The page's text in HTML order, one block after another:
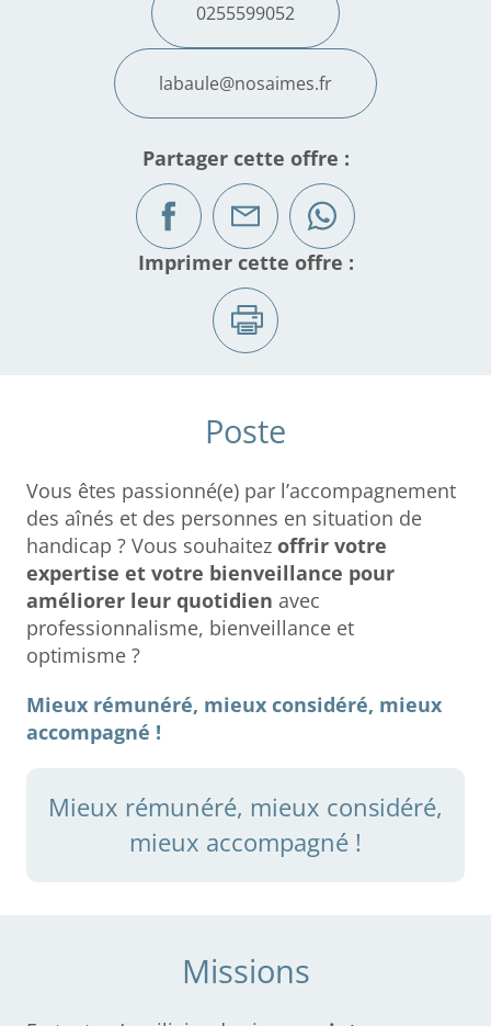
0255599052
labaule@nosaimes.fr
Partager cette offre :
Imprimer cette offre :
Poste
Vous êtes passionné(e) par l’accompagnement
des aînés et des personnes en situation de
handicap ? Vous souhaitez offrir votre
expertise et votre bienveillance pour
améliorer leur quotidien avec
professionnalisme, bienveillance et
optimisme ?
Mieux rémunéré, mieux considéré, mieux
accompagné !
Mieux rémunéré, mieux considéré,
mieux accompagné !
Missions